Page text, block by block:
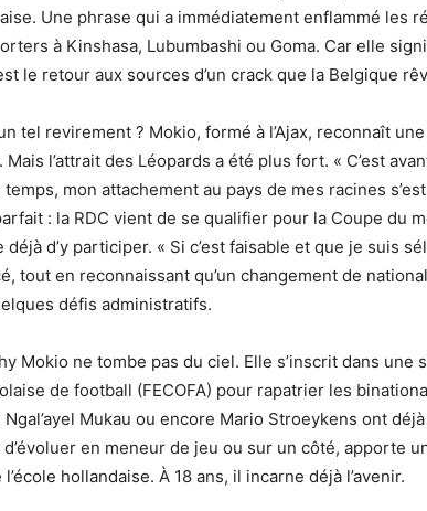
Une phrase qui a immédiatement enflammé les
à Kinshasa, Lubumbashi ou Goma. Car elle
le retour aux sources d’un crack que la Belgique
tel revirement ? Mokio, formé à l’Ajax, reconnaît
Mais l’attrait des Léopards a été plus fort. « C’est
mon attachement au pays de mes racines
: la RDC vient de se qualifier pour la Coupe du
déjà d’y participer. « Si c’est faisable et que je suis
tout en reconnaissant qu’un changement de
défis administratifs.
Mokio ne tombe pas du ciel. Elle s’inscrit dans
de football (FECOFA) pour rapatrier les
Mukau ou encore Mario Stroeykens ont
en meneur de jeu ou sur un côté, apporte
hollandaise. À 18 ans, il incarne déjà l’avenir.